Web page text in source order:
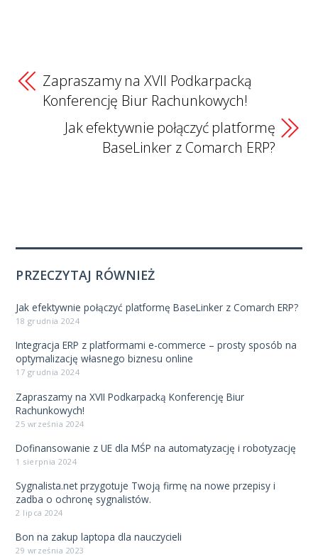
Zapraszamy na XVII Podkarpacką
Konferencję Biur Rachunkowych!
Jak efektywnie połączyć platformę
BaseLinker z Comarch ERP?
PRZECZYTAJ RÓWNIEŻ
Jak efektywnie połączyć platformę BaseLinker z Comarch ERP?
18 grudnia 2024
Integracja ERP z platformami e-commerce – prosty sposób na
optymalizację własnego biznesu online
17 grudnia 2024
Zapraszamy na XVII Podkarpacką Konferencję Biur
Rachunkowych!
25 września 2024
Dofinansowanie z UE dla MŚP na automatyzację i robotyzację
1 sierpnia 2024
Sygnalista.net przygotuje Twoją firmę na nowe przepisy i
zadba o ochronę sygnalistów.
2 lipca 2024
Bon na zakup laptopa dla nauczycieli
29 września 2023